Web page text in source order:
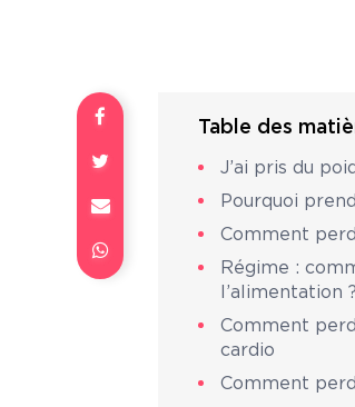
Table des
J’ai pris du
Pourquoi
Comment
Régime :
l’alimentation ?
Comment
cardio
Comment